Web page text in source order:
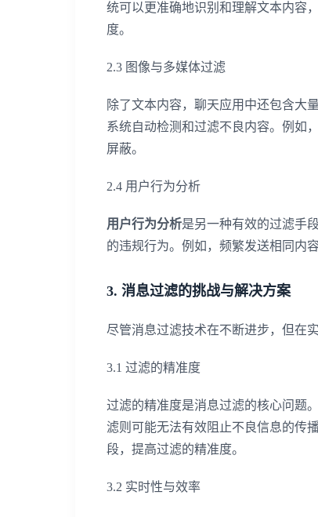
统可以更准确地识别和理解文本内容
度。
2.3 图像与多媒体过滤
除了文本内容，聊天应用中还包含大
系统自动检测和过滤不良内容。例如
屏蔽。
2.4 用户行为分析
用户行为分析是另一种有效的过滤手
的违规行为。例如，频繁发送相同内
3. 消息过滤的挑战与解决方案
尽管消息过滤技术在不断进步，但在
3.1 过滤的精准度
过滤的精准度是消息过滤的核心问题
滤则可能无法有效阻止不良信息的传
段，提高过滤的精准度。
3.2 实时性与效率